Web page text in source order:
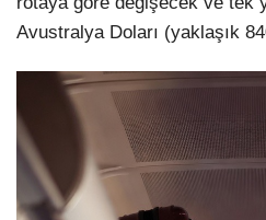
Avustralya Doları (yaklaşık